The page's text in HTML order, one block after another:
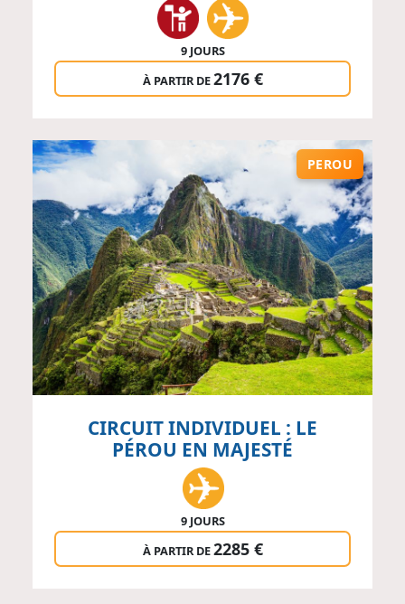
9 JOURS
À PARTIR DE2176 €
PEROU
CIRCUIT INDIVIDUEL : LE
PÉROU EN MAJESTÉ
9 JOURS
À PARTIR DE2285 €